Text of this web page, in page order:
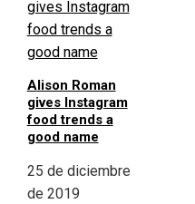
Alison Roman
gives Instagram
food trends a
good name
25 de diciembre
de 2019